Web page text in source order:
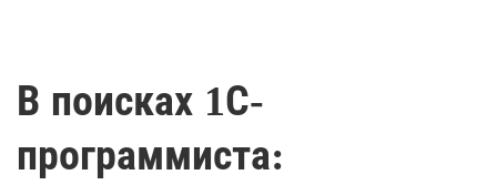
В поисках 1С-
программиста: